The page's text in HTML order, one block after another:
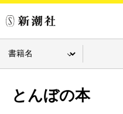
とんぼの本